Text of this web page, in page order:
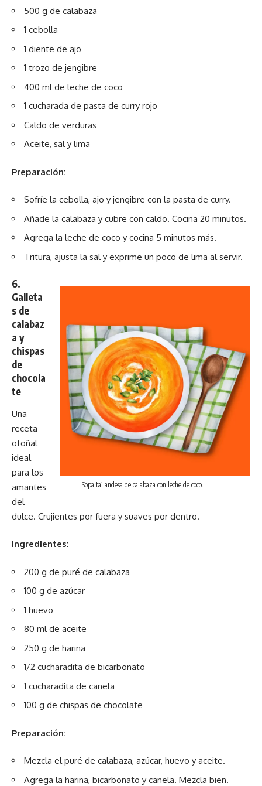
500 g de calabaza
1 cebolla
1 diente de ajo
1 trozo de jengibre
400 ml de leche de coco
1 cucharada de pasta de curry rojo
Caldo de verduras
Aceite, sal y lima
Preparación:
Sofríe la cebolla, ajo y jengibre con la pasta de curry.
Añade la calabaza y cubre con caldo. Cocina 20 minutos.
Agrega la leche de coco y cocina 5 minutos más.
Tritura, ajusta la sal y exprime un poco de lima al servir.
Sopa tailandesa de calabaza con leche de coco.
6.
Galleta
s de
calabaz
a y
chispas
de
chocola
te
Una
receta
otoñal
ideal
para los
amantes
del
dulce. Crujientes por fuera y suaves por dentro.
Ingredientes:
200 g de puré de calabaza
100 g de azúcar
1 huevo
80 ml de aceite
250 g de harina
1/2 cucharadita de bicarbonato
1 cucharadita de canela
100 g de chispas de chocolate
Preparación:
Mezcla el puré de calabaza, azúcar, huevo y aceite.
Agrega la harina, bicarbonato y canela. Mezcla bien.